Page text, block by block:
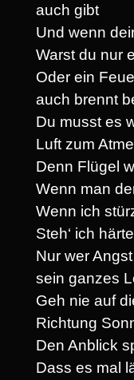
auch gibt
Und wenn
Warst du nur
Oder ein
auch brennt
Du musst es
Luft zum
Denn Flügel
Wenn man
Wenn ich
Steh‘ ich
Nur wer
sein ganzes
Geh nie auf
Richtung
Den Anblick
Dass es mal